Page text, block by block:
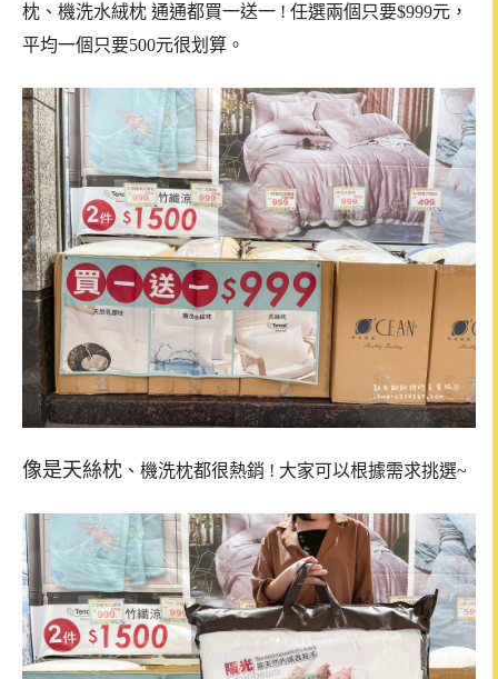
枕、機洗水絨枕 通通都買一送一 ! 任選兩個只要$999元，
平均一個只要500元很划算。
像是天絲枕 、機洗枕都很熱銷 ! 大家可以根據需求挑選~